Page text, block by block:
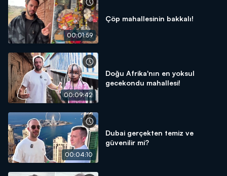
00:01:59
Çöp mahallesinin bakkalı!
00:09:42
Doğu Afrika'nın en yoksul
gecekondu mahallesi!
00:04:10
Dubai gerçekten temiz ve
güvenilir mi?